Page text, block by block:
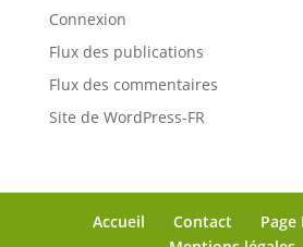
Connexion
Flux des publications
Flux des commentaires
Site de WordPress-FR
Accueil Contact
Page